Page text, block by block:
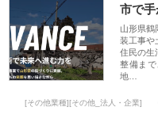
市で
山形県鶴
装工事や
住民の生
整備まで
地…
[その他業種][その他_法人・企業]